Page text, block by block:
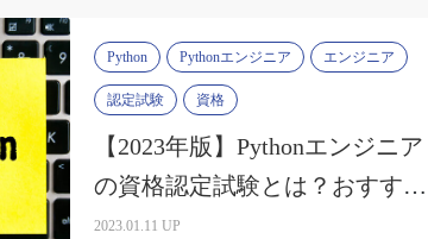
Python Pythonエンジニア エンジニア
認定試験 資格
【2023年版】Pythonエンジニア
の資格認定試験とは？おすすめ
の勉強法も解説
2023.01.11 UP